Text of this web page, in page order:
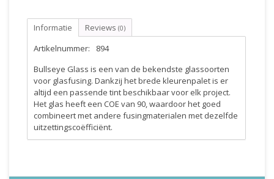
Informatie Reviews (0)
Artikelnummer:
894
Bullseye Glass is een van de bekendste glassoorten
voor glasfusing. Dankzij het brede kleurenpalet is er
altijd een passende tint beschikbaar voor elk project.
Het glas heeft een COE van 90, waardoor het goed
combineert met andere fusingmaterialen met dezelfde
uitzettingscoëfficiënt.